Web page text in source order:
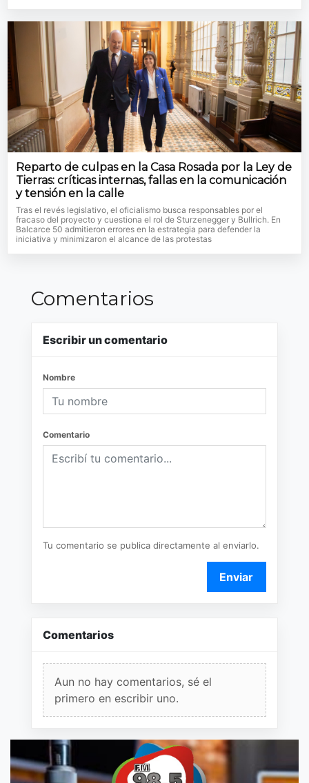
Reparto de culpas en la Casa Rosada por la Ley de
Tierras: críticas internas, fallas en la comunicación
y tensión en la calle
Tras el revés legislativo, el oficialismo busca responsables por el
fracaso del proyecto y cuestiona el rol de Sturzenegger y Bullrich. En
Balcarce 50 admitieron errores en la estrategia para defender la
iniciativa y minimizaron el alcance de las protestas
Comentarios
Escribir un comentario
Nombre
Comentario
Tu comentario se publica directamente al enviarlo.
Enviar
Comentarios
Aun no hay comentarios, sé el
primero en escribir uno.